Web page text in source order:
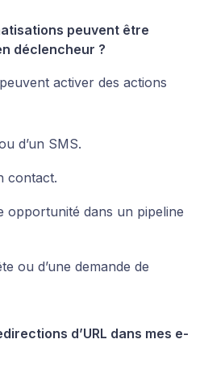
peuvent être
déclencheur ?
activer des actions
d’un SMS.
contact.
opportunité dans un pipeline
ou d’une demande de
d’URL dans mes e-